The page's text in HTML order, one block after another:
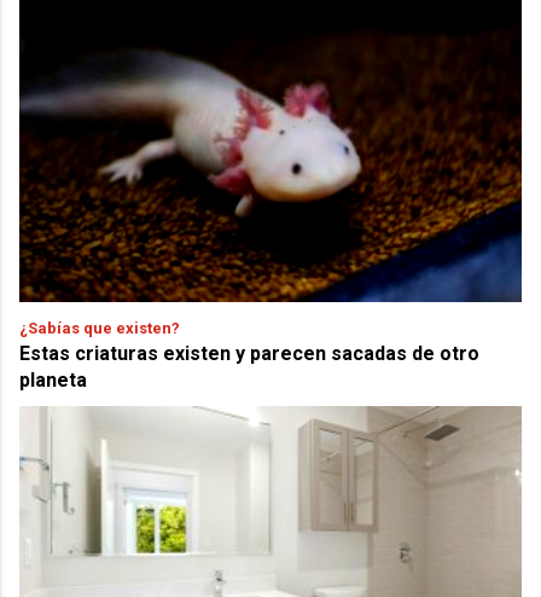
¿Sabías que existen?
Estas criaturas existen y parecen sacadas de otro
planeta